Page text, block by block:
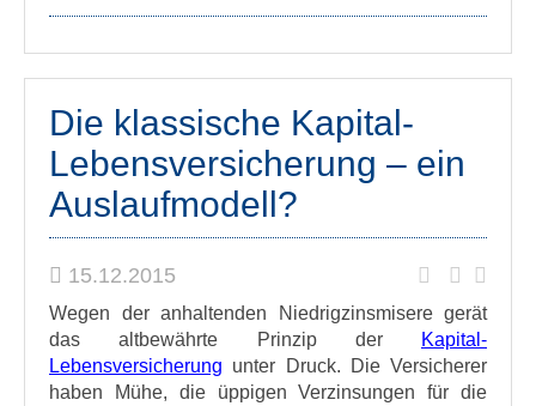
Die klassische Kapital-
Lebensversicherung – ein
Auslaufmodell?
15.12.2015
Wegen der anhaltenden Niedrigzinsmisere gerät
das altbewährte Prinzip der
Kapital-
Lebensversicherung unter Druck. Die Versicherer
haben Mühe, die üppigen Verzinsungen für die